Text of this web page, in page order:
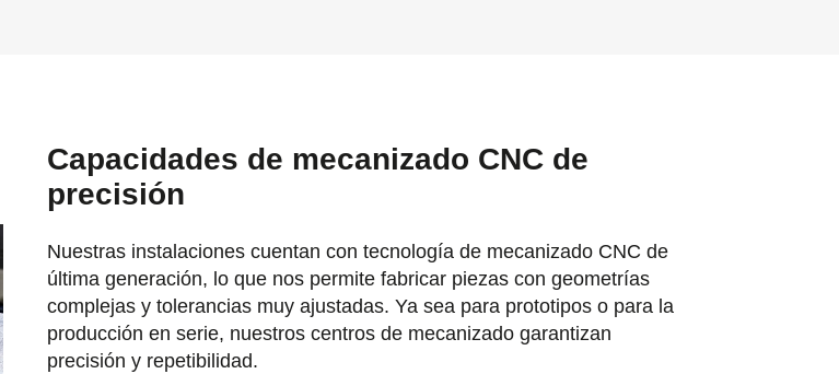
Capacidades de mecanizado CNC de
precisión
Nuestras instalaciones cuentan con tecnología de mecanizado CNC de
última generación, lo que nos permite fabricar piezas con geometrías
complejas y tolerancias muy ajustadas. Ya sea para prototipos o para la
producción en serie, nuestros centros de mecanizado garantizan
precisión y repetibilidad.